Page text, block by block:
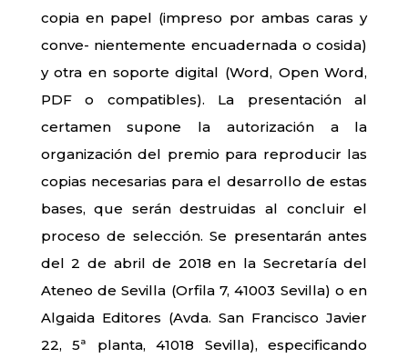
copia en papel (impreso por ambas caras y
conve- nientemente encuadernada o cosida)
y otra en soporte digital (Word, Open Word,
PDF o compatibles). La presentación al
certamen supone la autorización a la
organización del premio para reproducir las
copias necesarias para el desarrollo de estas
bases, que serán destruidas al concluir el
proceso de selección. Se presentarán antes
del 2 de abril de 2018 en la Secretaría del
Ateneo de Sevilla (Orfila 7, 41003 Sevilla) o en
Algaida Editores (Avda. San Francisco Javier
22, 5ª planta, 41018 Sevilla), especificando